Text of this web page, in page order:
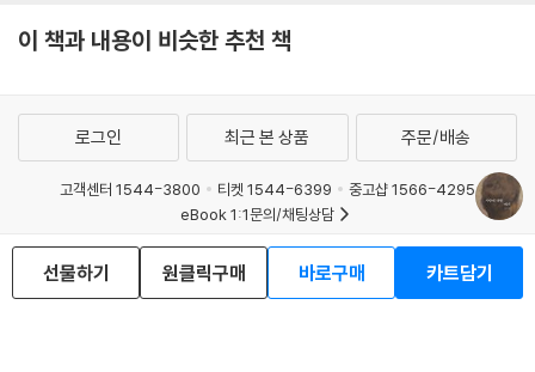
이 책과 내용이 비슷한 추천 책
선물하기 원클릭구매 바로구매 카트담기
로그인 최근 본 상품 주문/배송
고객센터 1544-3800 티켓 1544-6399
중고샵 1566-4295
eBook 1:1문의/채팅상담
예스이십사(주) 사업자 정보
이용약관
개인정보처리방침
청소년보호정책